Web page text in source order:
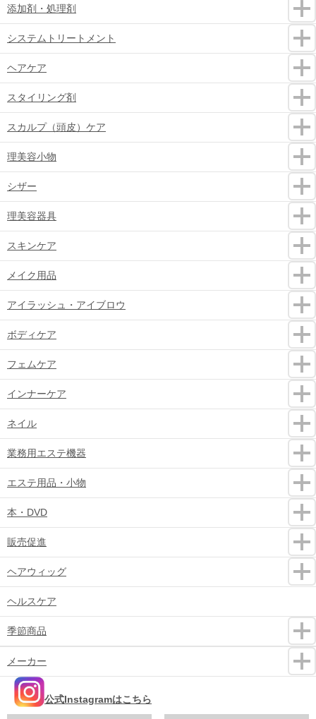
添加剤・処理剤
システムトリートメント
ヘアケア
スタイリング剤
スカルプ（頭皮）ケア
理美容小物
シザー
理美容器具
スキンケア
メイク用品
アイラッシュ・アイブロウ
ボディケア
フェムケア
インナーケア
ネイル
業務用エステ機器
エステ用品・小物
本・DVD
販売促進
ヘアウィッグ
ヘルスケア
季節商品
メーカー
公式Instagramはこちら